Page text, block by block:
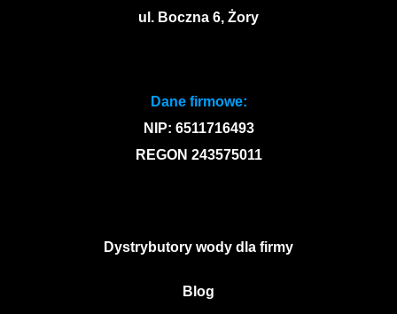
ul. Boczna 6, Żory
Dane firmowe:
NIP: 6511716493
REGON 243575011
Dystrybutory wody dla firmy
Blog